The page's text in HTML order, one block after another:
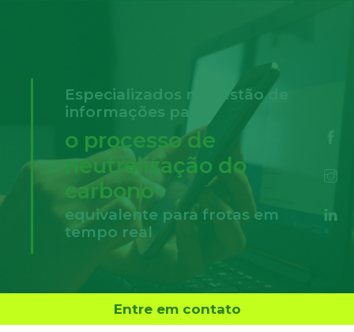
Especializados na gestão de
informações para
o processo de
neutralização do
carbono
equivalente para frotas em
tempo real
Entre em contato